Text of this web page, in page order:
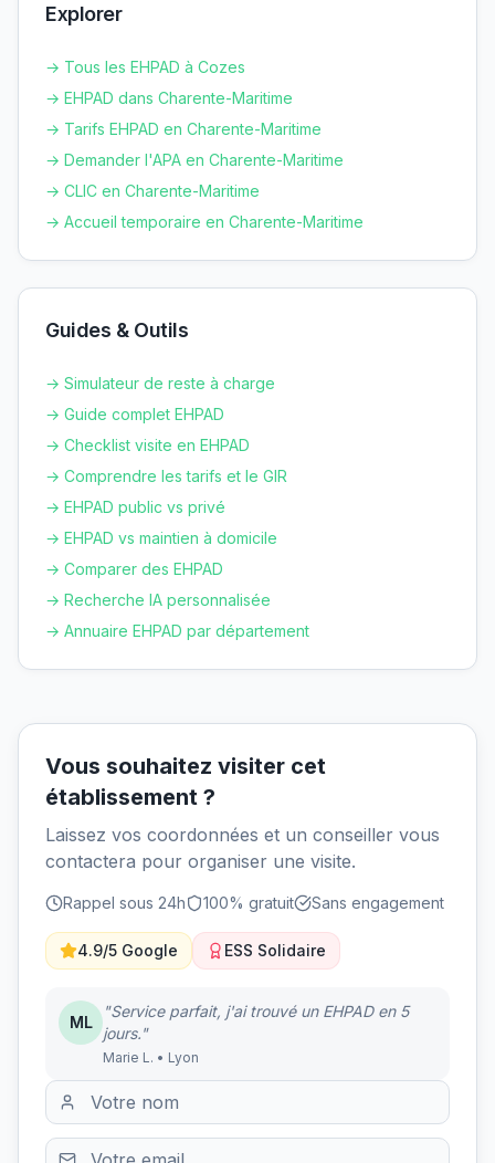
Explorer
→ Tous les EHPAD à Cozes
→ EHPAD dans Charente-Maritime
→ Tarifs EHPAD en Charente-Maritime
→ Demander l'APA en Charente-Maritime
→ CLIC en Charente-Maritime
→ Accueil temporaire en Charente-Maritime
Guides & Outils
→ Simulateur de reste à charge
→ Guide complet EHPAD
→ Checklist visite en EHPAD
→ Comprendre les tarifs et le GIR
→ EHPAD public vs privé
→ EHPAD vs maintien à domicile
→ Comparer des EHPAD
→ Recherche IA personnalisée
→ Annuaire EHPAD par département
Vous souhaitez visiter cet
établissement ?
Laissez vos coordonnées et un conseiller vous
contactera pour organiser une visite.
Rappel sous 24h 100% gratuit Sans engagement
4.9/5 Google ESS Solidaire
ML
"Service parfait, j'ai trouvé un EHPAD en 5
jours."
Marie L. • Lyon